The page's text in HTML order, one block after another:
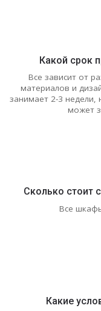
Какой срок
Все зависит от
материалов и
занимает 2-3 недели,
может
Сколько стоит
Все
Какие